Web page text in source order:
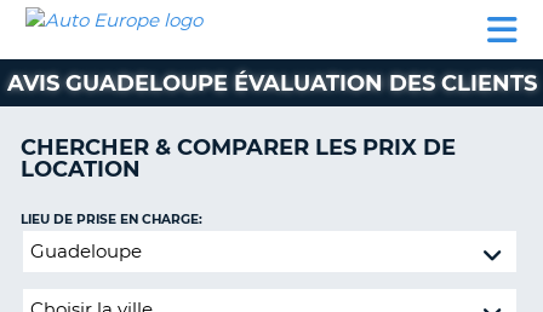
LOCATION
VOITURE
CLIENT
AUTO
EUROPE
LOCATION
VOITURE
MOTORHOMES
PARTENAIRES
CLIENT
MON
AVIS GUADELOUPE ÉVALUATION DES CLIENTS
CHERCHER & COMPARER LES PRIX DE
LOCATION
Lieu
restitution
LIEU DE PRISE EN CHARGE: